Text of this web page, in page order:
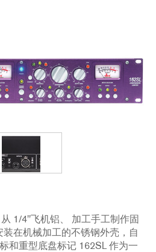
1/4"飞机铝、 加工手工制作固
在机械加工的不锈钢外壳，自
和重型底盘标记 162SL 作为一